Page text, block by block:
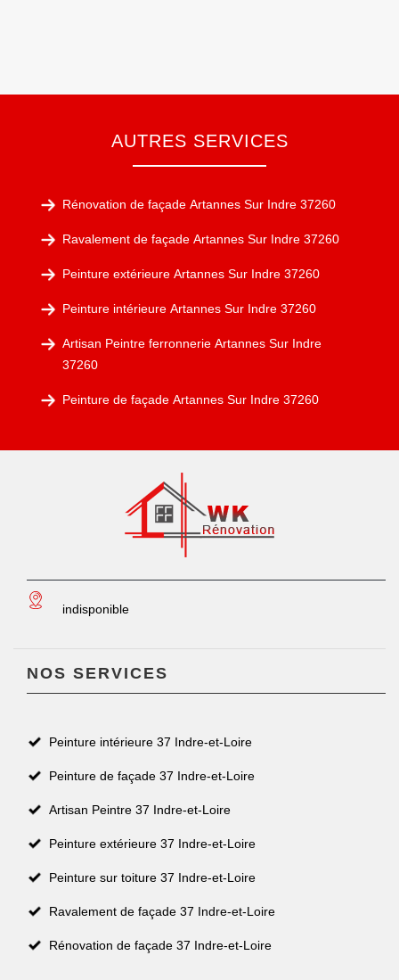
AUTRES SERVICES
Rénovation de façade Artannes Sur Indre 37260
Ravalement de façade Artannes Sur Indre 37260
Peinture extérieure Artannes Sur Indre 37260
Peinture intérieure Artannes Sur Indre 37260
Artisan Peintre ferronnerie Artannes Sur Indre
37260
Peinture de façade Artannes Sur Indre 37260
indisponible
NOS SERVICES
Peinture intérieure 37 Indre-et-Loire
Peinture de façade 37 Indre-et-Loire
Artisan Peintre 37 Indre-et-Loire
Peinture extérieure 37 Indre-et-Loire
Peinture sur toiture 37 Indre-et-Loire
Ravalement de façade 37 Indre-et-Loire
Rénovation de façade 37 Indre-et-Loire